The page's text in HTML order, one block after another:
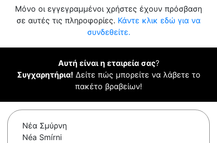
Μόνο οι εγγεγραμμένοι χρήστες έχουν πρόσβαση
σε αυτές τις πληροφορίες. Κάντε κλικ εδώ για να
συνδεθείτε.
Αυτή είναι η εταιρεία σας?
Συγχαρητήρια! Δείτε πώς μπορείτε να λάβετε το
πακέτο βραβείων!
Νέα Σμύρνη
Néa Smírni